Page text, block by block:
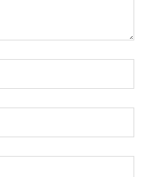
:*
:*